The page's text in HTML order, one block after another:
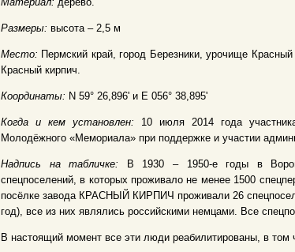
Размеры: высота – 2,5 м
Место: Пермский край, город Березники, урочище
Красный кирпич.
Координаты: N 59° 26,896' и E 056° 38,895'
Когда и кем установлен: 10 июля 2014 года
Молодёжного «Мемориала» при поддержке и участии
Надпись на табличке:
В 1930 – 1950-е годы в
спецпоселений, в которых проживало не менее 1500
посёлке завода КРАСНЫЙ КИРПИЧ проживали 26
год), все из них являлись российскими немцами. Все
В настоящий момент все эти люди реабилитированы, в том